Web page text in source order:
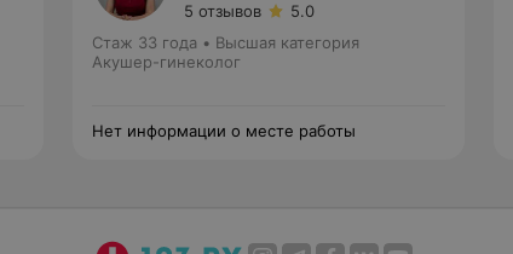
5 отзывов
5.0
Стаж 33 года • Высшая категория
Акушер-гинеколог
Нет информации о месте работы